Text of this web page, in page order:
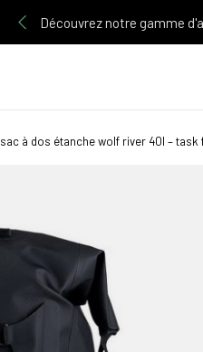
Découvrez notre gamme
sac à dos étanche wolf river 40l –